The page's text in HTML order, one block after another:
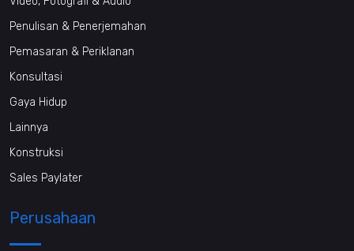
Penulisan & Penerjemahan
Pemasaran & Periklanan
Konsultasi
Gaya Hidup
Lainnya
Konstruksi
Sales Paylater
Perusahaan